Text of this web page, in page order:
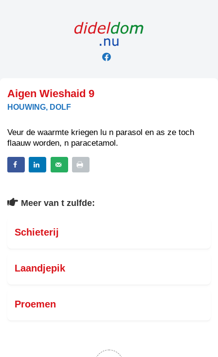
Aigen Wieshaid 9
HOUWING, DOLF
Veur de waarmte kriegen lu n parasol en as ze toch
flaauw worden, n paracetamol.
Meer van t zulfde:
Schieterij
Laandjepik
Proemen